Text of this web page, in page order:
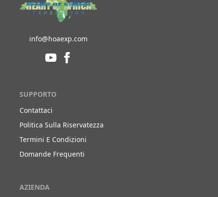
info@hoaexp.com
SUPPORTO
Contattaci
Politica Sulla Riservatezza
Termini E Condizioni
Domande Frequenti
AZIENDA